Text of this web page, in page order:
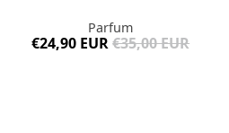
Parfum
€24,90 EUR€35,00 EUR